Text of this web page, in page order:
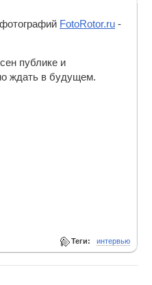
FotoRotor.ru -
публике и
ждать в будущем.
Теги: интервью